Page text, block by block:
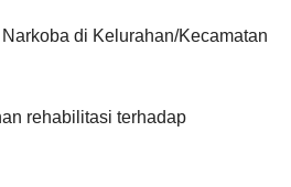
di Kelurahan/Kecamatan
rehabilitasi terhadap